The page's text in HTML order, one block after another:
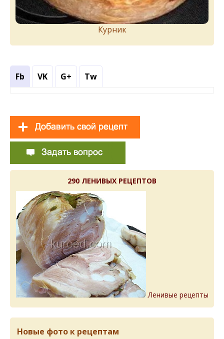
Курник
Fb VK G+ Tw
290 ЛЕНИВЫХ РЕЦЕПТОВ
Ленивые рецепты
Новые фото к рецептам